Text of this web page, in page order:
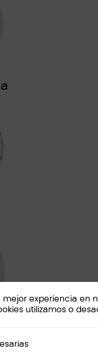
experiencia en
utilizamos o